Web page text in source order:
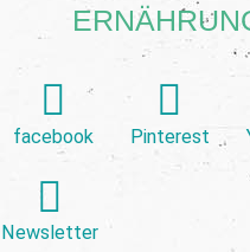
facebook Pinterest
Newsletter